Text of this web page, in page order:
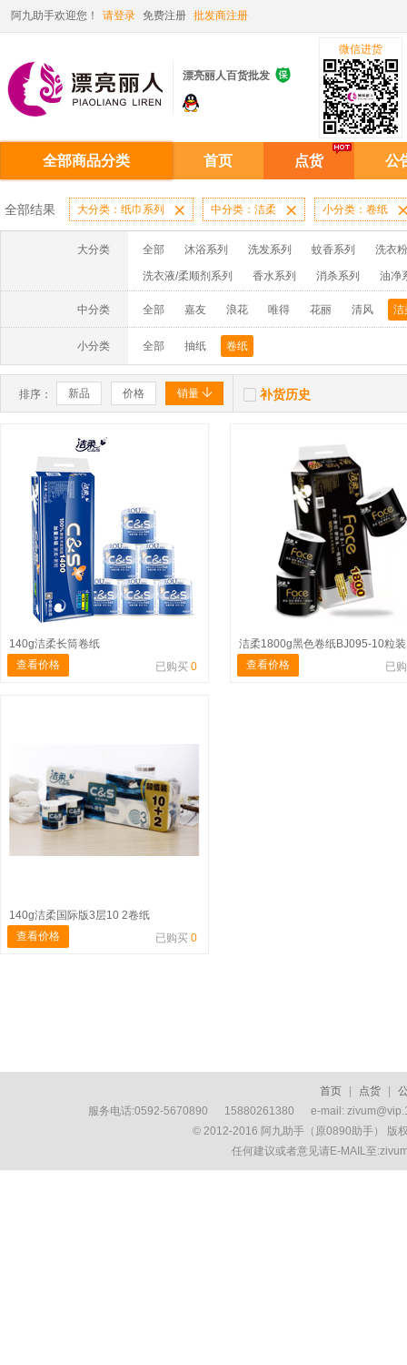
阿九助手欢迎您！ 请登录 免费注册 批发商注册
漂亮丽人百货批发 
微信进货
全部商品分类 首页 点货 公
全部结果 大分类：纸巾系列  中分类：洁柔  小分类：卷纸
大分类 全部 沐浴系列 洗发系列 蚊香系列 洗衣
洗衣液/柔顺剂系列 香水系列 消杀系列 油净
啫喱膏/水系列 厨房油污系列 玻璃/地板/清洁系
牙膏系列 牙刷系列 固发定型系列 染发系列
洗洁精系列 保健品系列
中分类 全部 嘉友 浪花 唯得 花丽 清风 洁
小分类 全部 抽纸 卷纸
排序： 新品 价格 销量   补货历史
140g洁柔长筒卷纸
查看价格
已购买 0
洁柔1800g黑色卷纸BJ095-10粒装
查看价格
已
140g洁柔国际版3层10 2卷纸
查看价格
已购买 0
首页 点货
服务电话:0592-5670890 15880261380 e-mail:
© 2012-2016 阿九助手（原0890助手） 版
任何建议或者意见请E-MAIL至